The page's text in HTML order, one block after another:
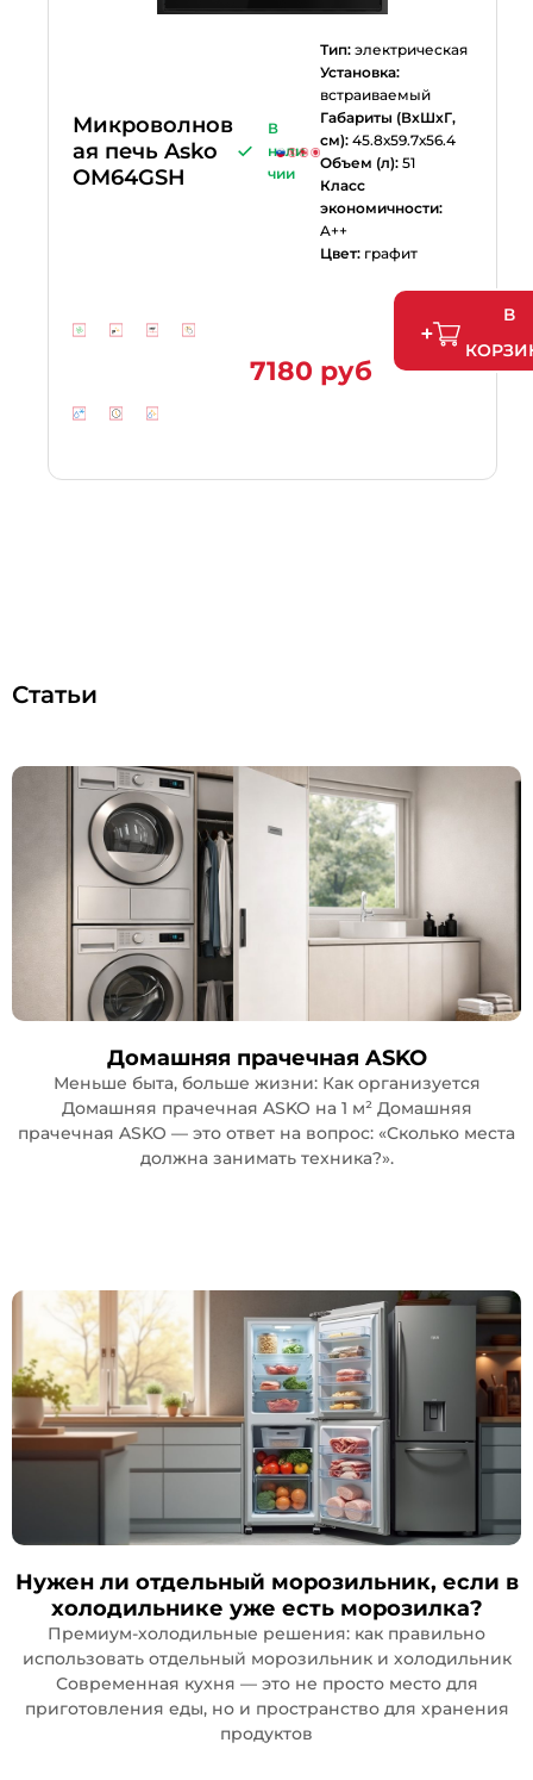
Микроволнов
ая печь Asko
OM64GSH
В
нали
чии
Тип:электрическая
Установка:
встраиваемый
Габариты (ВхШхГ,
см):45.8х59.7х56.4
Объем (л):51
Класс
экономичности:
A++
Цвет: графит
7180 руб
В
Статьи
Домашняя прачечная ASKO
Меньше быта, больше жизни: Как организуется
Домашняя прачечная ASKO на 1 м² Домашняя
прачечная ASKO — это ответ на вопрос: «Сколько места
должна занимать техника?».
Нужен ли отдельный морозильник, если в
холодильнике уже есть морозилка?
Премиум-холодильные решения: как правильно
использовать отдельный морозильник и холодильник
Современная кухня — это не просто место для
приготовления еды, но и пространство для хранения
продуктов